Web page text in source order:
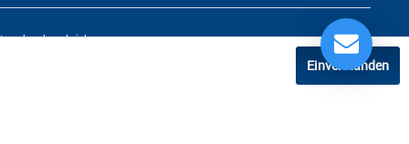
anders beschrieben
Einverstanden